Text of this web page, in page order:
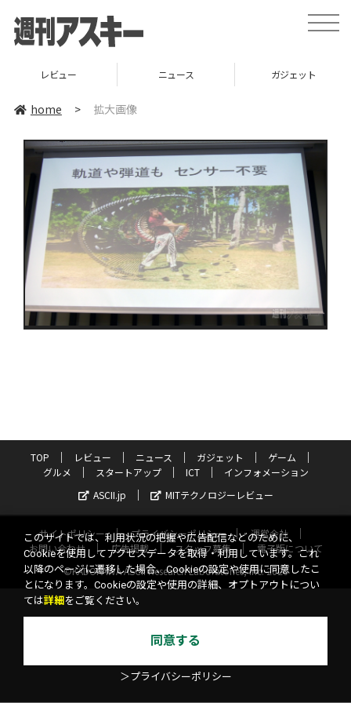
toggle
レビュー ニュース ガジェット
home > 拡大画像
TOP レビュー ニュース ガジェット
ゲーム
グルメ
スタートアップ ICT
インフォメーション
ASCII.jp
MITテクノロジーレビュー
サイトポリシー プライバシーポリシー
運営会社
お問い合わせ
広告掲載 スタッフ募集
電子版について
©KADOKAWA ASCII Research Laboratories, Inc. 2026
このサイトでは、利用状況の把握や広告配信などのために、
Cookieを使用してアクセスデータを取得・利用しています。これ
以降のページに遷移した場合、Cookieの設定や使用に同意したこ
とになります。Cookieの設定や使用の詳細、オプトアウトについ
ては詳細 をご覧ください。
同意する
＞プライバシーポリシー